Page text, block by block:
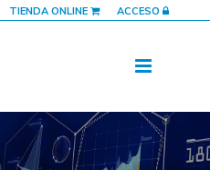
TIENDA ONLINE ACCESO